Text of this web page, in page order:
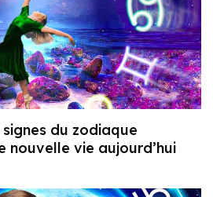
du zodiaque
nouvelle vie aujourd’hui